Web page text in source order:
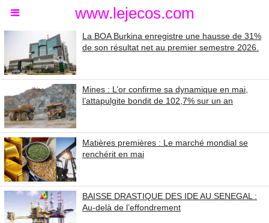
www.lejecos.com
La BOA Burkina enregistre une hausse de 31%
de son résultat net au premier semestre 2026.
Mines : L’or confirme sa dynamique en mai,
l’attapulgite bondit de 102,7% sur un an
Matières premières : Le marché mondial se
renchérit en mai
BAISSE DRASTIQUE DES IDE AU SENEGAL :
Au-delà de l’effondrement